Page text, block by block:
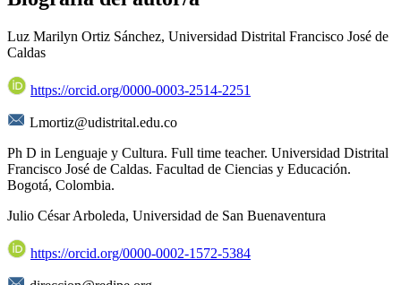
Luz Marilyn Ortiz Sánchez, Universidad Distrital Francisco José de
Caldas
https://orcid.org/0000-0003-2514-2251
Lmortiz@udistrital.edu.co
Ph D in Lenguaje y Cultura. Full time teacher. Universidad Distrital
Francisco José de Caldas. Facultad de Ciencias y Educación.
Bogotá, Colombia.
Julio César Arboleda, Universidad de San Buenaventura
https://orcid.org/0000-0002-1572-5384